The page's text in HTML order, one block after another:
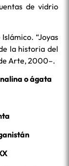
de vidrio
“Joyas
la historia del
Arte, 2000–.
o ágata